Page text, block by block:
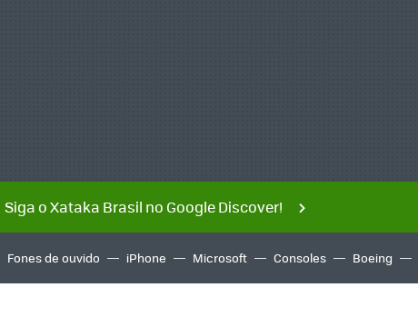
Siga o Xataka Brasil no Google Discover!
Fones de ouvido iPhone Microsoft Consoles Boeing